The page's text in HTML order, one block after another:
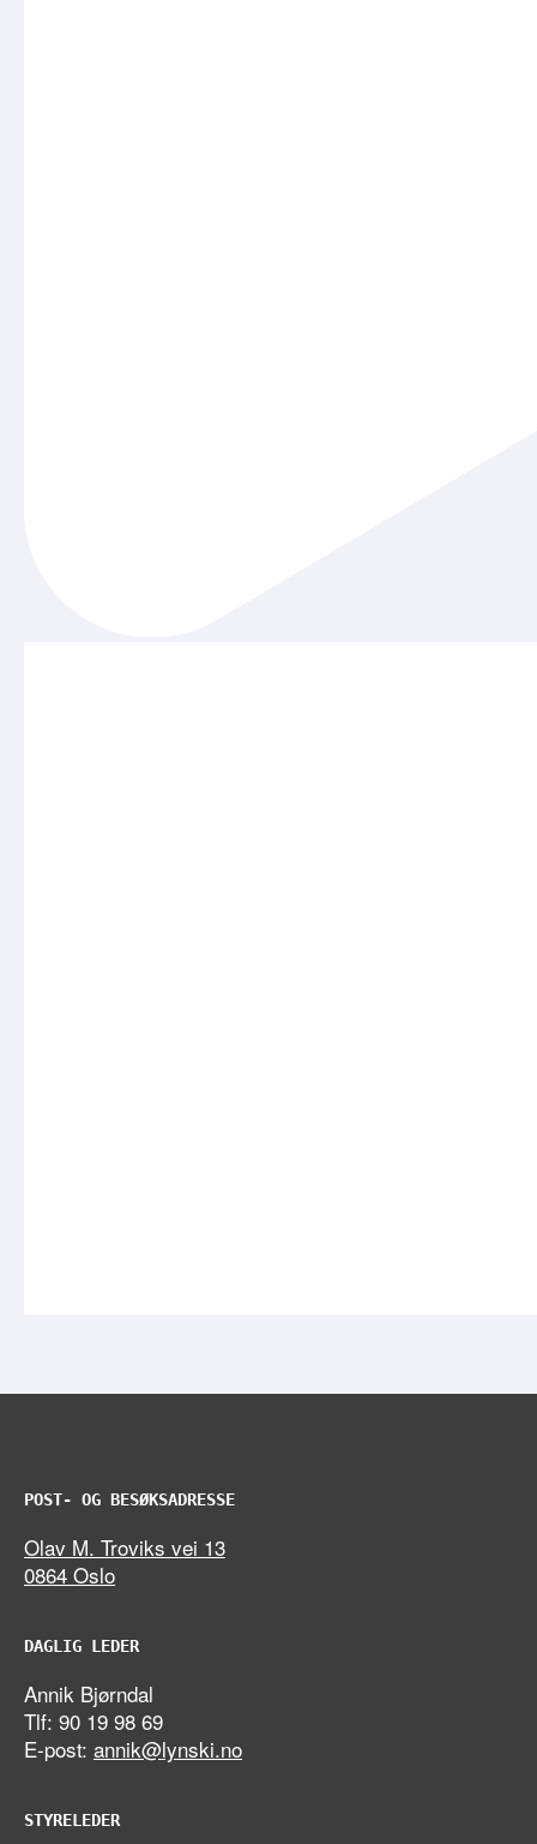
POST- OG BESØKSADRESSE
Olav M. Troviks vei 13
0864 Oslo
DAGLIG LEDER
Annik Bjørndal
Tlf: 90 19 98 69
E-post: annik@lynski.no
STYRELEDER